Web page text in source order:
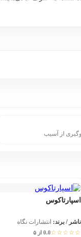
از آسیب
اسپارتاکوس
ناشر / برند: انتشارات نگاه
☆☆☆☆☆0.0 از ۵